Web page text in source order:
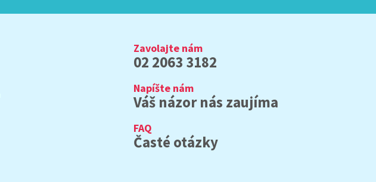
Zavolajte nám
02 2063 3182
Napíšte nám
Váš názor nás zaujíma
FAQ
Časté otázky